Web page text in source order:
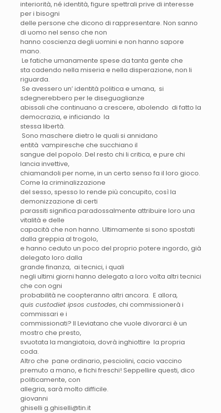
interiorità, né identità, figure spettrali prive di interesse
per i bisogni
delle persone che dicono di rappresentare. Non sanno
di uomo nel senso che non
hanno coscienza degli uomini e non hanno sapore
mano.
Le fatiche umanamente spese da tanta gente che
sta cadendo nella miseria e nella disperazione, non li
riguarda.
Se avessero un’ identità politica e umana, si
sdegnerebbero per le diseguaglianze
abissali che continuano a crescere, abolendo di fatto la
democrazia, e inficiando la
stessa libertà.
Sono maschere dietro le quali si annidano
entità vampiresche che succhiano il
sangue del popolo. Del resto chi li critica, e pure chi
lancia invettive,
chiamandoli per nome, in un certo senso fa il loro gioco.
Come la criminalizzazione
del sesso, spesso lo rende più concupito, così la
demonizzazione di certi
parassiti significa paradossalmente attribuire loro una
vitalità e delle
capacità che non hanno. Ultimamente si sono spostati
dalla greppia al trogolo,
e hanno ceduto un poco del proprio potere ingordo, già
delegato loro dalla
grande finanza, ai tecnici, i quali
negli ultimi giorni hanno delegato a loro volta altri tecnici
che con ogni
probabilità ne coopteranno altri ancora. E allora,
quis custodiet ipsos custodes, chi commissionerà i
commissari e i
commissionati? Il Leviatano che vuole divorarci è un
mostro che presto,
svuotata la mangiatoia, dovrà inghiottire la propria
coda.
Altro che pane ordinario, pesciolini, cacio vaccino
premuto a mano, e fichi freschi! Seppellire questi, dico
politicamente, con
allegria, sarà molto difficile.
giovanni
ghiselli g.ghiselli@tin.it